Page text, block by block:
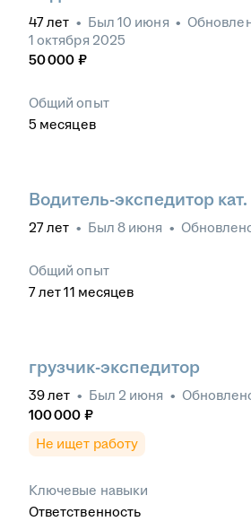
47лет • Был 10 июня •
1 октября 2025
50 000 ₽
Общий опыт
5 месяцев
Водитель-экспедитор
27лет • Был 8 июня •
Общий опыт
7лет 11 месяцев
грузчик-экспедитор
39лет • Был 2 июня •
100 000 ₽
Не ищет работу
Ключевые навыки
Ответственность